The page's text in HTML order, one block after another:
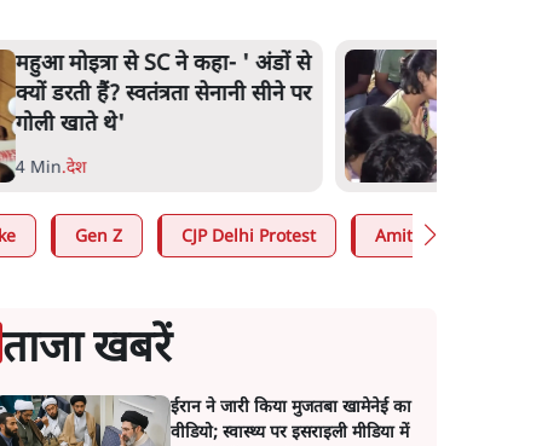
झारखंड में छात्र नेताओं और सरकार
की बातचीत बेनतीजा, आंदोलन जारी
5 Min.देश
Gen Z CJP Delhi Protest Amit Shah
ताजा खबरें
ईरान ने जारी किया मुजतबा खामेनेई का
वीडियो; स्वास्थ्य पर इसराइली मीडिया में